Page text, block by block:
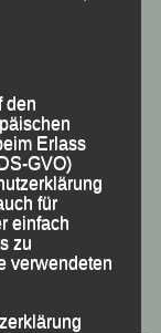
den
Erlass
GVO)
für
einfach
zu
verwendeten